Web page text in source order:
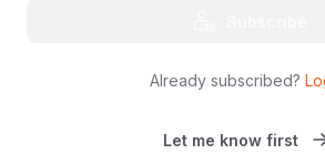
Already subscribed?
Let me know first